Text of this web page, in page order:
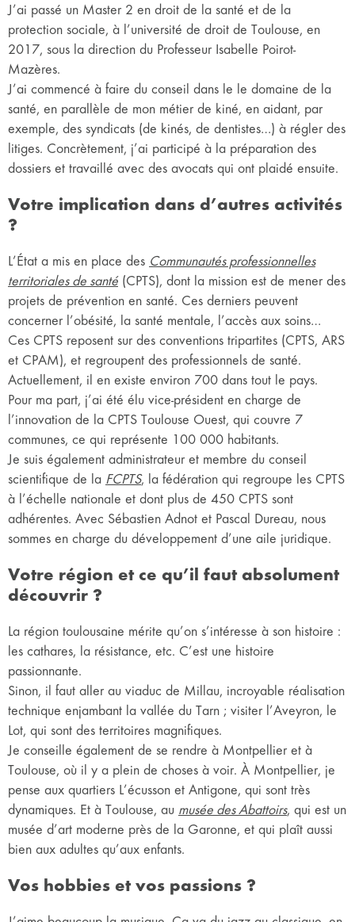
J’ai passé un Master 2 en droit de la santé et de la
protection sociale, à l’université de droit de Toulouse, en
2017, sous la direction du Professeur Isabelle Poirot-
Mazères.
J’ai commencé à faire du conseil dans le le domaine de la
santé, en parallèle de mon métier de kiné, en aidant, par
exemple, des syndicats (de kinés, de dentistes…) à régler des
litiges. Concrètement, j’ai participé à la préparation des
dossiers et travaillé avec des avocats qui ont plaidé ensuite.
Votre implication dans d’autres activités
?
L’État a mis en place des Communautés professionnelles
territoriales de santé(CPTS), dont la mission est de mener des
projets de prévention en santé. Ces derniers peuvent
concerner l’obésité, la santé mentale, l’accès aux soins…
Ces CPTS reposent sur des conventions tripartites (CPTS, ARS
et CPAM), et regroupent des professionnels de santé.
Actuellement, il en existe environ 700 dans tout le pays.
Pour ma part, j’ai été élu vice-président en charge de
l’innovation de la CPTS Toulouse Ouest, qui couvre 7
communes, ce qui représente 100 000 habitants.
Je suis également administrateur et membre du conseil
scientifique de la FCPTS, la fédération qui regroupe les CPTS
à l’échelle nationale et dont plus de 450 CPTS sont
adhérentes. Avec Sébastien Adnot et Pascal Dureau, nous
sommes en charge du développement d’une aile juridique.
Votre région et ce qu’il faut absolument
découvrir ?
La région toulousaine mérite qu’on s’intéresse à son histoire :
les cathares, la résistance, etc. C’est une histoire
passionnante.
Sinon, il faut aller au viaduc de Millau, incroyable réalisation
technique enjambant la vallée du Tarn ; visiter l’Aveyron, le
Lot, qui sont des territoires magnifiques.
Je conseille également de se rendre à Montpellier et à
Toulouse, où il y a plein de choses à voir. À Montpellier, je
pense aux quartiers L’écusson et Antigone, qui sont très
dynamiques. Et à Toulouse, au musée des Abattoirs, qui est un
musée d’art moderne près de la Garonne, et qui plaît aussi
bien aux adultes qu’aux enfants.
Vos hobbies et vos passions ?